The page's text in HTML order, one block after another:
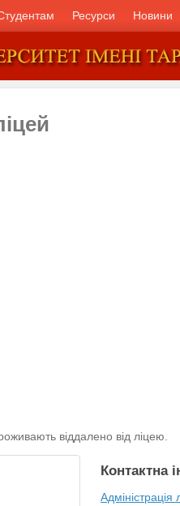
Ресурси Новини
віддалено від ліцею.
Контактна
Адміністрація